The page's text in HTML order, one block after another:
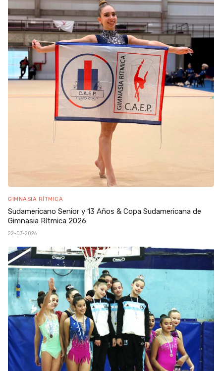
GIMNASIA RÍTMICA
Sudamericano Senior y 13 Años & Copa Sudamericana de
Gimnasia Rítmica 2026
22-07-2026